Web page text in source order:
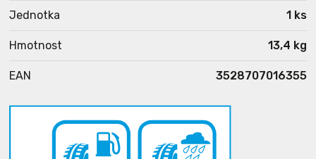
Jednotka 1 ks
Hmotnost 13,4 kg
EAN 3528707016355